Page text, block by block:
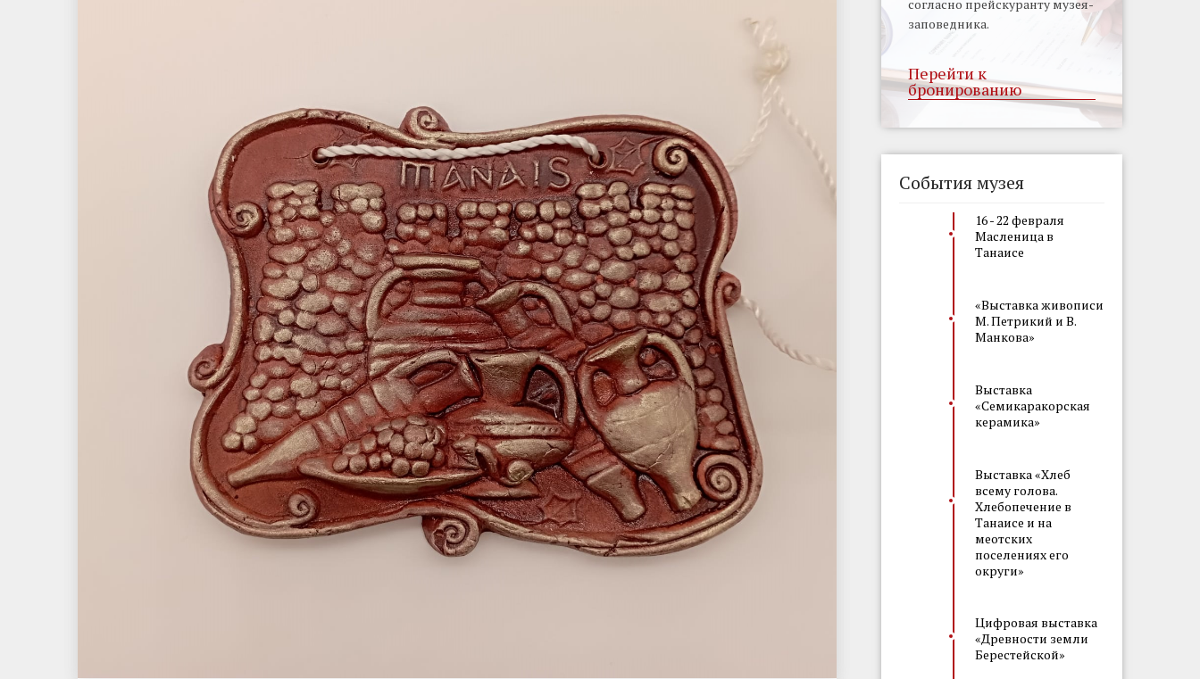
согласно прейскуранту музея-
заповедника.
Перейти к
бронированию
События музея
16 - 22 февраля
Масленица в
Танаисе
«Выставка живописи
М. Петрикий и В.
Манкова»
Выставка
«Семикаракорская
керамика»
Выставка «Хлеб
всему голова.
Хлебопечение в
Танаисе и на
меотских
поселениях его
округи»
Цифровая выставка
«Древности земли
Берестейской»